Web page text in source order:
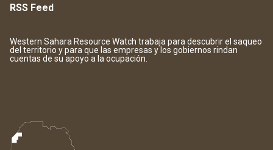
RSS Feed
Western Sahara Resource Watch trabaja para descubrir el saqueo
del territorio y para que las empresas y los gobiernos rindan
cuentas de su apoyo a la ocupación.